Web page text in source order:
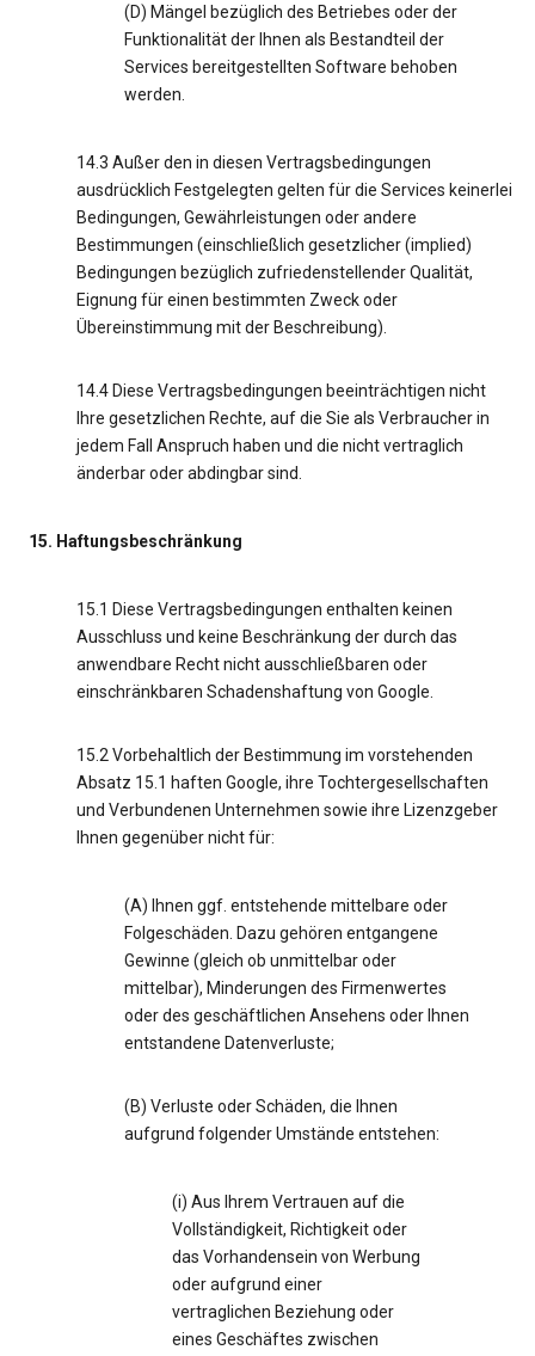
(D) Mängel bezüglich des Betriebes oder der
Funktionalität der Ihnen als Bestandteil der
Services bereitgestellten Software behoben
werden.
14.3 Außer den in diesen Vertragsbedingungen
ausdrücklich Festgelegten gelten für die Services keinerlei
Bedingungen, Gewährleistungen oder andere
Bestimmungen (einschließlich gesetzlicher (implied)
Bedingungen bezüglich zufriedenstellender Qualität,
Eignung für einen bestimmten Zweck oder
Übereinstimmung mit der Beschreibung).
14.4 Diese Vertragsbedingungen beeinträchtigen nicht
Ihre gesetzlichen Rechte, auf die Sie als Verbraucher in
jedem Fall Anspruch haben und die nicht vertraglich
änderbar oder abdingbar sind.
15. Haftungsbeschränkung
15.1 Diese Vertragsbedingungen enthalten keinen
Ausschluss und keine Beschränkung der durch das
anwendbare Recht nicht ausschließbaren oder
einschränkbaren Schadenshaftung von Google.
15.2 Vorbehaltlich der Bestimmung im vorstehenden
Absatz 15.1 haften Google, ihre Tochtergesellschaften
und Verbundenen Unternehmen sowie ihre Lizenzgeber
Ihnen gegenüber nicht für:
(A) Ihnen ggf. entstehende mittelbare oder
Folgeschäden. Dazu gehören entgangene
Gewinne (gleich ob unmittelbar oder
mittelbar), Minderungen des Firmenwertes
oder des geschäftlichen Ansehens oder Ihnen
entstandene Datenverluste;
(B) Verluste oder Schäden, die Ihnen
aufgrund folgender Umstände entstehen:
(i) Aus Ihrem Vertrauen auf die
Vollständigkeit, Richtigkeit oder
das Vorhandensein von Werbung
oder aufgrund einer
vertraglichen Beziehung oder
eines Geschäftes zwischen